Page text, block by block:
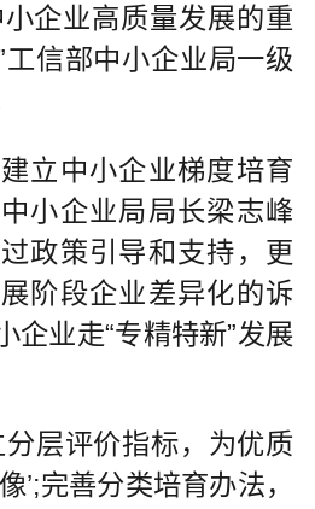
企业高质量发展的重
信部中小企业局一级
中小企业梯度培育
小企业局局长梁志峰
政策引导和支持，更
阶段企业差异化的诉
企业走“专精特新”发展
层评价指标，为优质
’;完善分类培育办法，